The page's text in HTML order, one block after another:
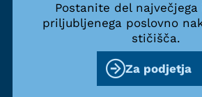
Postanite del
priljubljenega poslovno
stičišča.
Za podjetja